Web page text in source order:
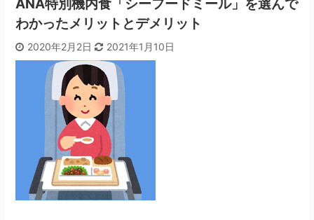
ANA特別機内食「シーフードミール」を選んで
わかったメリットとデメリット
2020年2月2日 2021年1月10日